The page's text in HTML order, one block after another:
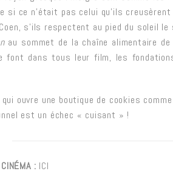
si ce n’était pas celui qu’ils
s’ils respectent au pied du soleil le
au sommet de la chaîne alimentaire
font dans tous leur film, les
ouvre une boutique de cookies
est un échec « cuisant » !
: ICI